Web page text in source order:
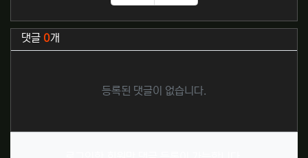
추천
비추천
관련자료
댓글 0개
등록된 댓글이 없습니다.